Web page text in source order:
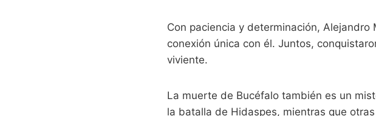
Con paciencia y determinación,
conexión única con él. Juntos,
viviente.
La muerte de Bucéfalo también es un
la batalla de Hidaspes, mientras que